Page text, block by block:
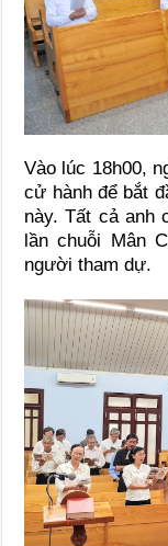
Vào lúc 18h00,
cử hành để bắt
này. Tất cả anh
lần chuỗi Mân
người tham dự.